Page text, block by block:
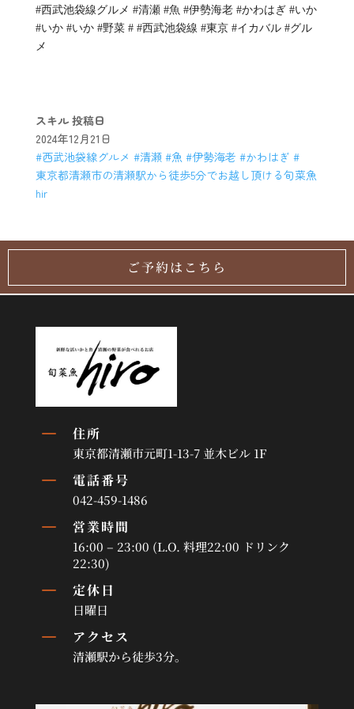
#西武池袋線グルメ #清瀬 #魚 #伊勢海老 #かわはぎ #いか
#いか #いか #野菜 # #西武池袋線 #東京 #イカバル #グル
メ
スキル 投稿日
2024年12月21日
#西武池袋線グルメ #清瀬 #魚 #伊勢海老 #かわはぎ #
東京都清瀬市の清瀬駅から徒歩5分でお越し頂ける旬菜魚
hir
ご予約はこちら
K 住所
東京都清瀬市元町1-13-7 並木ビル 1F
K 電話番号
042-459-1486
K 営業時間
16:00 – 23:00 (L.O. 料理22:00 ドリンク
22:30)
K 定休日
日曜日
K アクセス
清瀬駅から徒歩3分。